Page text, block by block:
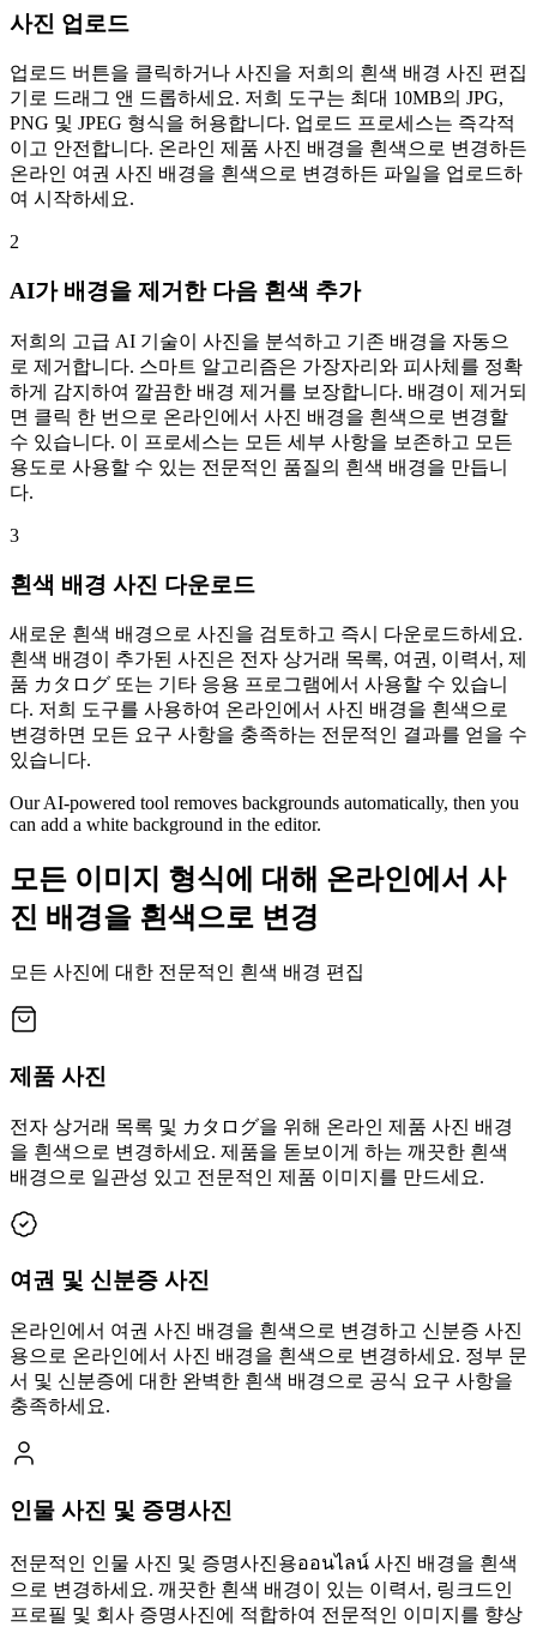
사진 업로드
업로드 버튼을 클릭하거나 사진을 저희의 흰색 배경 사진 편집
기로 드래그 앤 드롭하세요. 저희 도구는 최대 10MB의 JPG,
PNG 및 JPEG 형식을 허용합니다. 업로드 프로세스는 즉각적
이고 안전합니다. 온라인 제품 사진 배경을 흰색으로 변경하든
온라인 여권 사진 배경을 흰색으로 변경하든 파일을 업로드하
여 시작하세요.
2
AI가 배경을 제거한 다음 흰색 추가
저희의 고급 AI 기술이 사진을 분석하고 기존 배경을 자동으
로 제거합니다. 스마트 알고리즘은 가장자리와 피사체를 정확
하게 감지하여 깔끔한 배경 제거를 보장합니다. 배경이 제거되
면 클릭 한 번으로 온라인에서 사진 배경을 흰색으로 변경할
수 있습니다. 이 프로세스는 모든 세부 사항을 보존하고 모든
용도로 사용할 수 있는 전문적인 품질의 흰색 배경을 만듭니
다.
3
흰색 배경 사진 다운로드
새로운 흰색 배경으로 사진을 검토하고 즉시 다운로드하세요.
흰색 배경이 추가된 사진은 전자 상거래 목록, 여권, 이력서, 제
품 カタログ 또는 기타 응용 프로그램에서 사용할 수 있습니
다. 저희 도구를 사용하여 온라인에서 사진 배경을 흰색으로
변경하면 모든 요구 사항을 충족하는 전문적인 결과를 얻을 수
있습니다.
Our AI-powered tool removes backgrounds automatically, then you
can add a white background in the editor.
모든 이미지 형식에 대해 온라인에서 사
진 배경을 흰색으로 변경
모든 사진에 대한 전문적인 흰색 배경 편집
제품 사진
전자 상거래 목록 및 カタログ을 위해 온라인 제품 사진 배경
을 흰색으로 변경하세요. 제품을 돋보이게 하는 깨끗한 흰색
배경으로 일관성 있고 전문적인 제품 이미지를 만드세요.
여권 및 신분증 사진
온라인에서 여권 사진 배경을 흰색으로 변경하고 신분증 사진
용으로 온라인에서 사진 배경을 흰색으로 변경하세요. 정부 문
서 및 신분증에 대한 완벽한 흰색 배경으로 공식 요구 사항을
충족하세요.
인물 사진 및 증명사진
전문적인 인물 사진 및 증명사진용ออนไลน์ 사진 배경을 흰색
으로 변경하세요. 깨끗한 흰색 배경이 있는 이력서, 링크드인
프로필 및 회사 증명사진에 적합하여 전문적인 이미지를 향상